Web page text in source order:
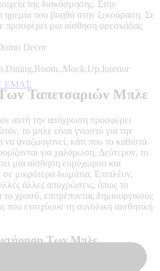
ΕΜΑΣ
της διακόσμησης. Στην
ηρεμία που βοηθά στην ξεκούραση. Σε
προσφέρει μια αίσθηση φρεσκάδας
Ταπετσαριών Μπλε
αυτή την απόχρωση προσφέρει
το μπλε είναι γνωστό για την
να αναζωογονεί, κάτι που το καθιστά
για χαλάρωση. Δεύτερον, το
μια αίσθηση ευρύχωρου και
μικρότερα δωμάτια. Επιπλέον,
άλλες αποχρώσεις, όπως το
χρυσό, επιτρέποντας δημιουργικούς
που ενισχύουν τη συνολική αισθητική
Των Μπλε